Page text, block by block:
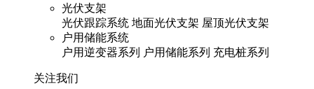
光伏支架
光伏跟踪系统 地面光伏支架 屋顶光伏支架
户用储能系统
户用逆变器系列
户用储能系列 充电桩系列
关注我们